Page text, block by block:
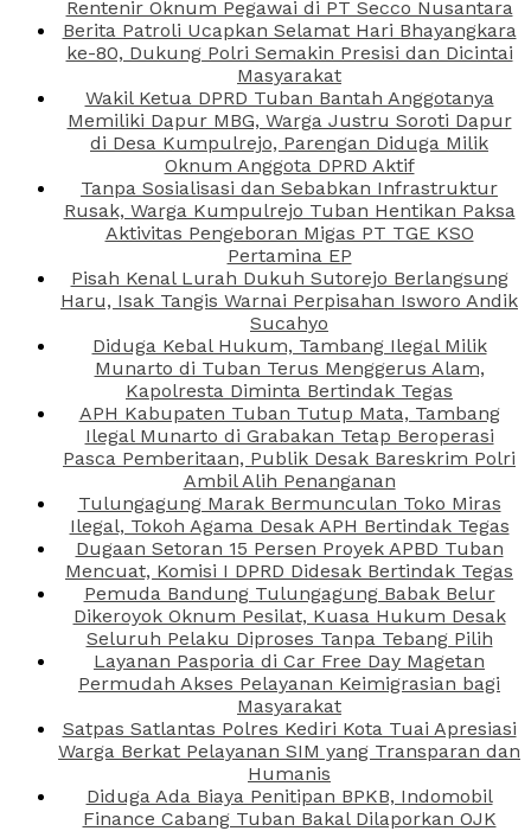
Rentenir Oknum Pegawai di PT Secco Nusantara
Berita Patroli Ucapkan Selamat Hari Bhayangkara
ke-80, Dukung Polri Semakin Presisi dan Dicintai
Masyarakat
Wakil Ketua DPRD Tuban Bantah Anggotanya
Memiliki Dapur MBG, Warga Justru Soroti Dapur
di Desa Kumpulrejo, Parengan Diduga Milik
Oknum Anggota DPRD Aktif
Tanpa Sosialisasi dan Sebabkan Infrastruktur
Rusak, Warga Kumpulrejo Tuban Hentikan Paksa
Aktivitas Pengeboran Migas PT TGE KSO
Pertamina EP
Pisah Kenal Lurah Dukuh Sutorejo Berlangsung
Haru, Isak Tangis Warnai Perpisahan Isworo Andik
Sucahyo
Diduga Kebal Hukum, Tambang Ilegal Milik
Munarto di Tuban Terus Menggerus Alam,
Kapolresta Diminta Bertindak Tegas
APH Kabupaten Tuban Tutup Mata, Tambang
Ilegal Munarto di Grabakan Tetap Beroperasi
Pasca Pemberitaan, Publik Desak Bareskrim Polri
Ambil Alih Penanganan
Tulungagung Marak Bermunculan Toko Miras
Ilegal, Tokoh Agama Desak APH Bertindak Tegas
Dugaan Setoran 15 Persen Proyek APBD Tuban
Mencuat, Komisi I DPRD Didesak Bertindak Tegas
Pemuda Bandung Tulungagung Babak Belur
Dikeroyok Oknum Pesilat, Kuasa Hukum Desak
Seluruh Pelaku Diproses Tanpa Tebang Pilih
Layanan Pasporia di Car Free Day Magetan
Permudah Akses Pelayanan Keimigrasian bagi
Masyarakat
Satpas Satlantas Polres Kediri Kota Tuai Apresiasi
Warga Berkat Pelayanan SIM yang Transparan dan
Humanis
Diduga Ada Biaya Penitipan BPKB, Indomobil
Finance Cabang Tuban Bakal Dilaporkan OJK